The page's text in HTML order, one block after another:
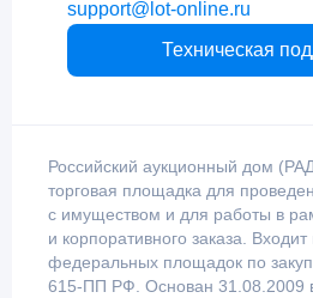
support@lot-online.ru
Техническая
Российский аукционный дом
торговая площадка для
с имуществом и для работы в
и корпоративного заказа.
федеральных площадок по
615-ПП РФ. Основан 31.08.2009 в